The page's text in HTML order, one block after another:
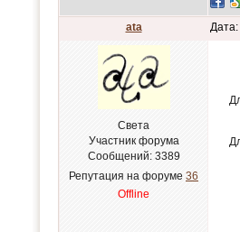
ata
Света
Участник форума
Сообщений: 3389
Репутация на форуме 36
Offline